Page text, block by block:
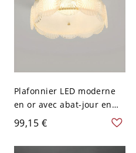
Plafonnier LED moderne
en or avec abat-jour en
verre clair pour usage
résidentiel - 110 V-120 V
40,64 cm Coquille
99,15 €